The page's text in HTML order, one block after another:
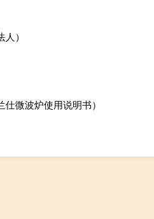
）
微波炉使用说明书）